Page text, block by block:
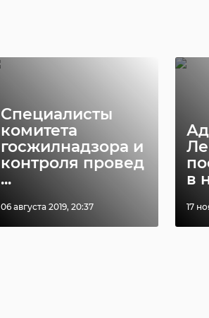
Специалисты
комитета
госжилнадзора и
контроля провед
...
06 августа 2019, 20:37
в
17